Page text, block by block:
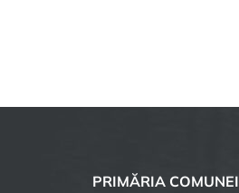
PRIMĂRIA COMUNEI